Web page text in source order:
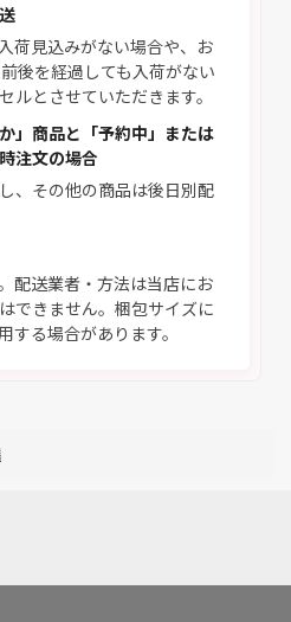
荷見込みがない場合や、お
後を経過しても入荷がない
ルとさせていただきます。
」商品と「予約中」または
注文の場合
、その他の商品は後日別配
配送業者・方法は当店にお
できません。梱包サイズに
する場合があります。